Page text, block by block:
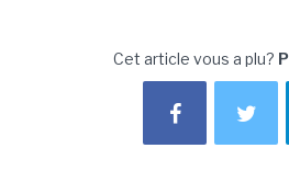
Cet article vous a plu?